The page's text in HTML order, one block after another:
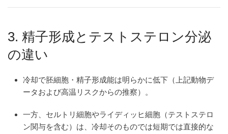
3. 精子形成とテストステロン分泌
の違い
冷却で胚細胞・精子形成能は明らかに低下（上記動物デ
ータおよび高温リスクからの推察）。
一方、 セルトリ細胞やライディッヒ細胞 （テストステロ
ン関与を含む）は、冷却そのものでは短期では直接的な